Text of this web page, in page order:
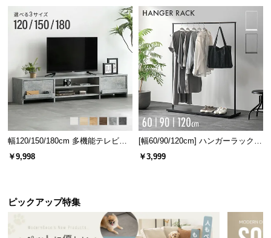
5分で停止する自動OFF機能
5分で停止する自動OFF機能を搭載しました。ライト
のあて過ぎや切り忘れを防げる安心設計です。
幅120/150/180cm 多機能テレビボ
ード 木目/石目調 オープン収納・
￥9,998
[幅60/90/120cm] ハンガーラック
スチール 4段階高さ調節 サイドフ
￥3,999
ピックアップ特集